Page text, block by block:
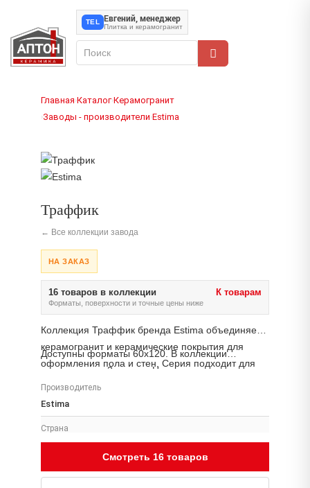
TEL Евгений, менеджер
Плитка и керамогранит
Главная›Каталог›Керамогранит
›Заводы - производители›Estima
Траффик
← Все коллекции завода
НА ЗАКАЗ
16 товаров в коллекции
Форматы, поверхности и точные цены ниже
К товарам
Коллекция Траффик бренда Estima объединяет
керамогранит и керамические покрытия для
оформления пола и стен. Серия подходит для
Доступны форматы 60x120. В коллекции
представлено 2 товара. Наличие, цену и сроки
поставки уточняйте у менеджера «Аптон».
Производитель
Estima
Страна
Россия
Размеры
Смотреть 16 товаров